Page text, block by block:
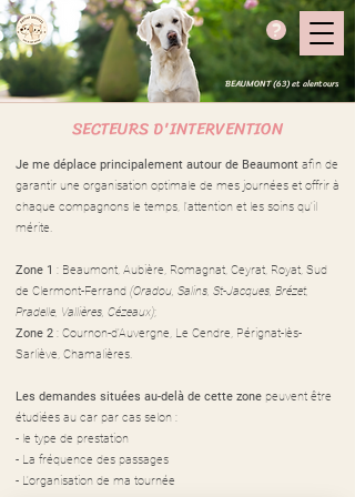
?
BEAUMONT (63) et alentours
SECTEURS D'INTERVENTION
Je me déplace principalement autour de Beaumont afin de
garantir une organisation optimale de mes journées et offrir à
chaque compagnons le temps, l'attention et les soins qu'il
mérite.
Zone 1 : Beaumont, Aubière, Romagnat, Ceyrat, Royat, Sud
de Clermont-Ferrand (Oradou, Salins, St-Jacques, Brézet,
Pradelle, Vallières, Cézeaux);
Zone 2 : Cournon-d'Auvergne, Le Cendre, Pérignat-lès-
Sarliève, Chamalières.
Les demandes situées au-delà de cette zone peuvent être
étudiées au car par cas selon :
- le type de prestation
- La fréquence des passages
- L'organisation de ma tournée